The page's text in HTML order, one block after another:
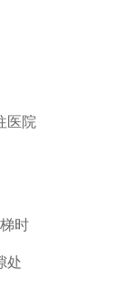
医院
时
处